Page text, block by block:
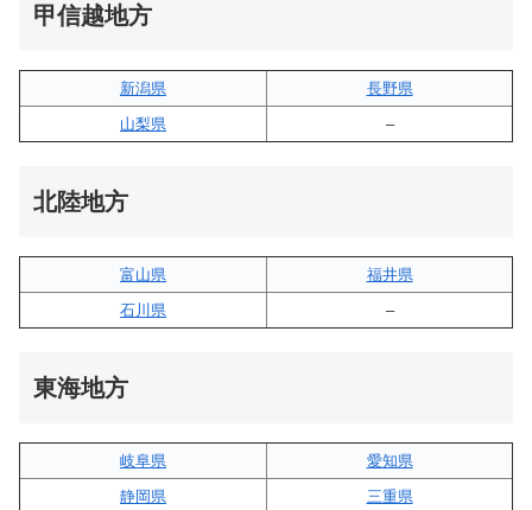
甲信越地方
新潟県
長野県
山梨県
–
北陸地方
富山県
福井県
石川県
–
東海地方
岐阜県
愛知県
静岡県
三重県